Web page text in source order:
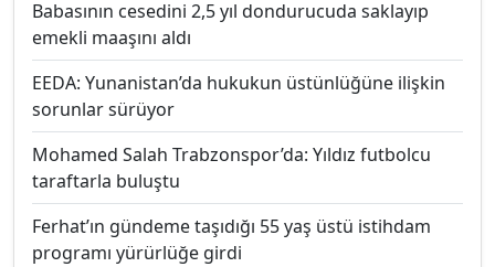
Babasının cesedini 2,5 yıl dondurucuda saklayıp
emekli maaşını aldı
EEDA: Yunanistan’da hukukun üstünlüğüne ilişkin
sorunlar sürüyor
Mohamed Salah Trabzonspor’da: Yıldız futbolcu
taraftarla buluştu
Ferhat’ın gündeme taşıdığı 55 yaş üstü istihdam
programı yürürlüğe girdi